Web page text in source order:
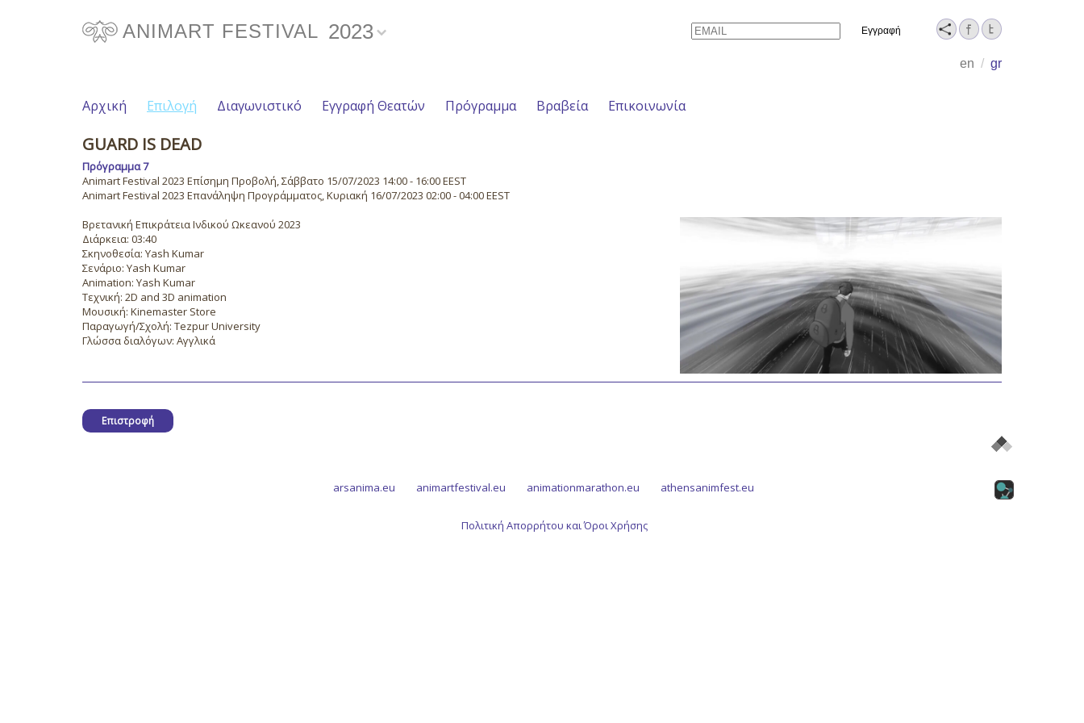
ANIMART FESTIVAL 2023
en / gr
Email Name
Αρχική Επιλογή Διαγωνιστικό Εγγραφή Θεατών Πρόγραμμα Βραβεία Επικοινωνία
GUARD IS DEAD
Πρόγραμμα 7
Animart Festival 2023 Επίσημη Προβολή, Σάββατο 15/07/2023 14:00 - 16:00 EEST
Animart Festival 2023 Επανάληψη Προγράμματος, Κυριακή 16/07/2023 02:00 - 04:00 EEST
Βρετανική Επικράτεια Ινδικού Ωκεανού 2023
Διάρκεια: 03:40
Σκηνοθεσία: Yash Kumar
Σενάριο: Yash Kumar
Animation: Yash Kumar
Τεχνική: 2D and 3D animation
Μουσική: Kinemaster Store
Παραγωγή/Σχολή: Tezpur University
Γλώσσα διαλόγων: Αγγλικά
Επιστροφή
arsanima.eu animartfestival.eu animationmarathon.eu athensanimfest.eu
Πολιτική Απορρήτου και Όροι Χρήσης